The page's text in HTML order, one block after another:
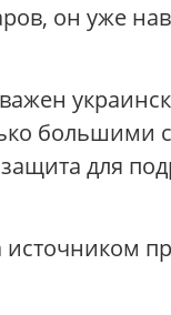
он уже
для